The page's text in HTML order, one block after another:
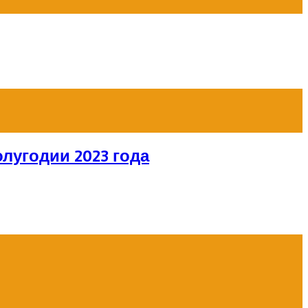
2023 года